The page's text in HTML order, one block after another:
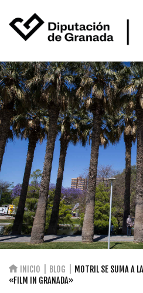
INICIO BLOG
MOTRIL SE SUMA A
«FILM IN GRANADA»